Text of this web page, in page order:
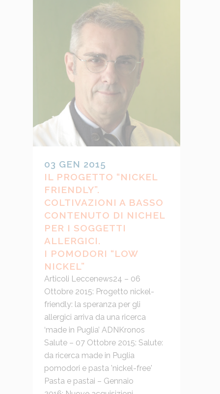
03 GEN 2015
IL PROGETTO “NICKEL
FRIENDLY”.
COLTIVAZIONI A BASSO
CONTENUTO DI NICHEL
PER I SOGGETTI
ALLERGICI.
I POMODORI “LOW
NICKEL”
Articoli Leccenews24 – 06
Ottobre 2015: Progetto nickel-
friendly: la speranza per gli
allergici arriva da una ricerca
‘made in Puglia’ ADNKronos
Salute – 07 Ottobre 2015: Salute:
da ricerca made in Puglia
pomodori e pasta 'nickel-free'
Pasta e pastai – Gennaio